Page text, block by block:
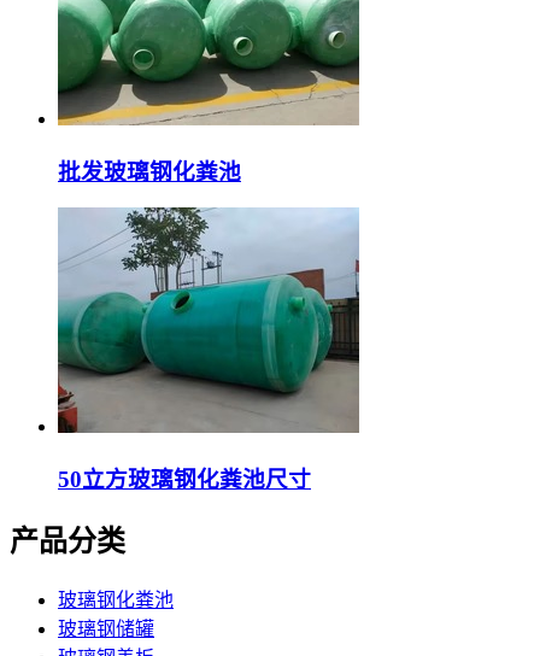
批发玻璃钢化粪池
50立方玻璃钢化粪池尺寸
产品分类
玻璃钢化粪池
玻璃钢储罐